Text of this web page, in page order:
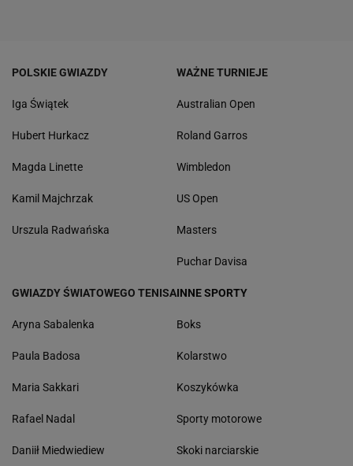
POLSKIE GWIAZDY
Iga Świątek
Hubert Hurkacz
Magda Linette
Kamil Majchrzak
Urszula Radwańska
WAŻNE TURNIEJE
Australian Open
Roland Garros
Wimbledon
US Open
Masters
Puchar Davisa
GWIAZDY ŚWIATOWEGO TENISA
Aryna Sabalenka
Paula Badosa
Maria Sakkari
Rafael Nadal
Daniił Miedwiediew
INNE SPORTY
Boks
Kolarstwo
Koszykówka
Sporty motorowe
Skoki narciarskie